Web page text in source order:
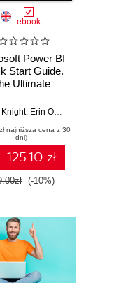
ebook
Power BI
Start Guide.
Ultimate
BI, Data
Tools, and
Fabric -
Edition
, Erin Ostrowsky
najniższa cena z 30
dni)
125.10 zł
(-10%)